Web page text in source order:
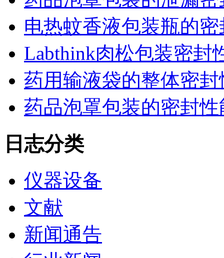
电热蚊香液包装瓶的
Labthink肉松包装密封
药用输液袋的整体密
药品泡罩包装的密封
日志分类
仪器设备
文献
新闻通告